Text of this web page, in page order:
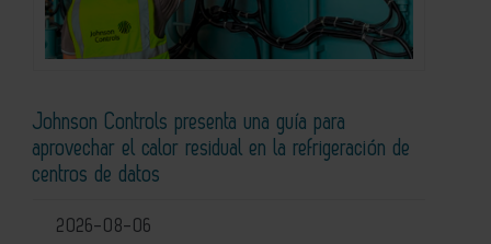
Johnson Controls presenta una guía para
aprovechar el calor residual en la refrigeración de
centros de datos
2026-08-06